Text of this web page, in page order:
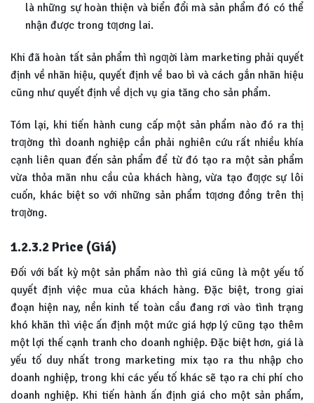
là những sự hoàn thiện và biển đổi mà sản phẩm đó có thể
nhận được trong tƣơng lai.
Khi đã hoàn tất sản phẩm thì ngƣời làm marketing phải quyết
định về nhãn hiệu, quyết định về bao bì và cách gắn nhãn hiệu
cũng như quyết định về dịch vụ gia tăng cho sản phẩm.
Tóm lại, khi tiến hành cung cấp một sản phẩm nào đó ra thị
trƣờng thì doanh nghiệp cần phải nghiên cứu rất nhiều khía
cạnh liên quan đến sản phẩm để từ đó tạo ra một sản phẩm
vừa thỏa mãn nhu cầu của khách hàng, vừa tạo đƣợc sự lôi
cuốn, khác biệt so với những sản phẩm tƣơng đồng trên thị
trƣờng.
1.2.3.2 Price (Giá)
Đối với bất kỳ một sản phẩm nào thì giá cũng là một yếu tố
quyết định việc mua của khách hàng. Đặc biệt, trong giai
đoạn hiện nay, nền kinh tế toàn cầu đang rơi vào tình trạng
khó khăn thì việc ấn định một mức giá hợp lý cũng tạo thêm
một lợi thế cạnh tranh cho doanh nghiệp. Đặc biệt hơn, giá là
yếu tố duy nhất trong marketing mix tạo ra thu nhập cho
doanh nghiệp, trong khi các yếu tố khác sẽ tạo ra chi phí cho
doanh nghiệp. Khi tiến hành ấn định giá cho một sản phẩm,